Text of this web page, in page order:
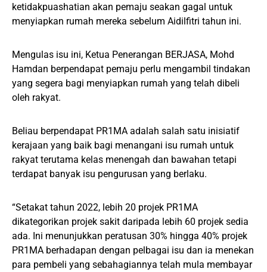
ketidakpuashatian akan pemaju seakan gagal untuk
menyiapkan rumah mereka sebelum Aidilfitri tahun ini.
Mengulas isu ini, Ketua Penerangan BERJASA, Mohd
Hamdan berpendapat pemaju perlu mengambil tindakan
yang segera bagi menyiapkan rumah yang telah dibeli
oleh rakyat.
Beliau berpendapat PR1MA adalah salah satu inisiatif
kerajaan yang baik bagi menangani isu rumah untuk
rakyat terutama kelas menengah dan bawahan tetapi
terdapat banyak isu pengurusan yang berlaku.
“Setakat tahun 2022, lebih 20 projek PR1MA
dikategorikan projek sakit daripada lebih 60 projek sedia
ada. Ini menunjukkan peratusan 30% hingga 40% projek
PR1MA berhadapan dengan pelbagai isu dan ia menekan
para pembeli yang sebahagiannya telah mula membayar